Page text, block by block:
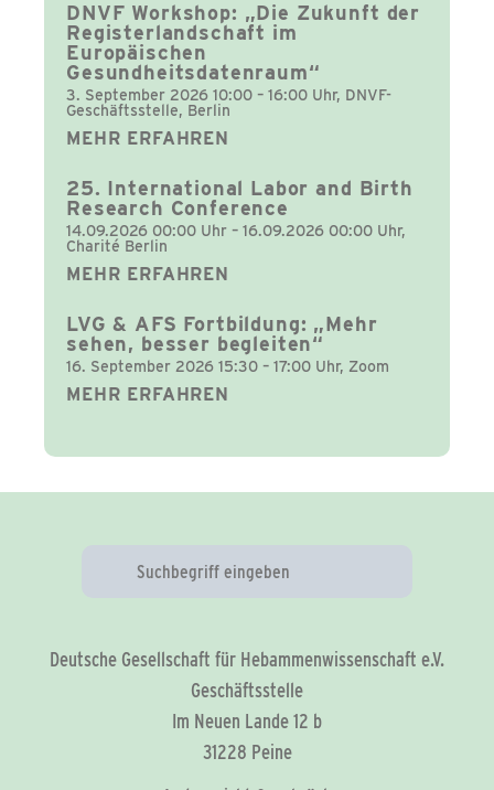
DNVF Workshop: „Die Zukunft der
Registerlandschaft im
Europäischen
Gesundheitsdatenraum“
3. September 2026 10:00 – 16:00 Uhr, DNVF-
Geschäftsstelle, Berlin
MEHR ERFAHREN
25. International Labor and Birth
Research Conference
14.09.2026 00:00 Uhr – 16.09.2026 00:00 Uhr,
Charité Berlin
MEHR ERFAHREN
LVG & AFS Fortbildung: „Mehr
sehen, besser begleiten“
16. September 2026 15:30 – 17:00 Uhr, Zoom
MEHR ERFAHREN
Deutsche Gesellschaft für Hebammenwissenschaft e.V.
Geschäftsstelle
Im Neuen Lande 12 b
31228 Peine